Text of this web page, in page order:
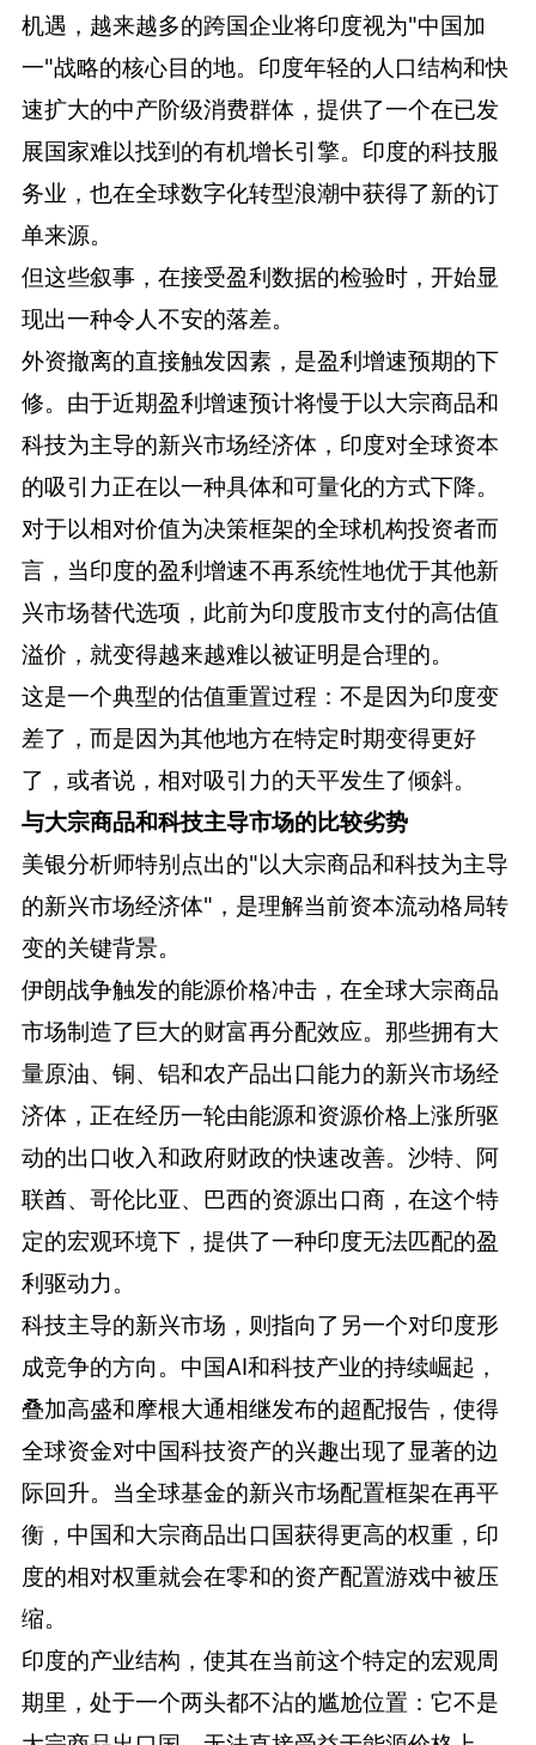
机遇，越来越多的跨国企业将印度视为"中国加
一"战略的核心目的地。印度年轻的人口结构和快
速扩大的中产阶级消费群体，提供了一个在已发
展国家难以找到的有机增长引擎。印度的科技服
务业，也在全球数字化转型浪潮中获得了新的订
单来源。
但这些叙事，在接受盈利数据的检验时，开始显
现出一种令人不安的落差。
外资撤离的直接触发因素，是盈利增速预期的下
修。由于近期盈利增速预计将慢于以大宗商品和
科技为主导的新兴市场经济体，印度对全球资本
的吸引力正在以一种具体和可量化的方式下降。
对于以相对价值为决策框架的全球机构投资者而
言，当印度的盈利增速不再系统性地优于其他新
兴市场替代选项，此前为印度股市支付的高估值
溢价，就变得越来越难以被证明是合理的。
这是一个典型的估值重置过程：不是因为印度变
差了，而是因为其他地方在特定时期变得更好
了，或者说，相对吸引力的天平发生了倾斜。
与大宗商品和科技主导市场的比较劣势
美银分析师特别点出的"以大宗商品和科技为主导
的新兴市场经济体"，是理解当前资本流动格局转
变的关键背景。
伊朗战争触发的能源价格冲击，在全球大宗商品
市场制造了巨大的财富再分配效应。那些拥有大
量原油、铜、铝和农产品出口能力的新兴市场经
济体，正在经历一轮由能源和资源价格上涨所驱
动的出口收入和政府财政的快速改善。沙特、阿
联酋、哥伦比亚、巴西的资源出口商，在这个特
定的宏观环境下，提供了一种印度无法匹配的盈
利驱动力。
科技主导的新兴市场，则指向了另一个对印度形
成竞争的方向。中国AI和科技产业的持续崛起，
叠加高盛和摩根大通相继发布的超配报告，使得
全球资金对中国科技资产的兴趣出现了显著的边
际回升。当全球基金的新兴市场配置框架在再平
衡，中国和大宗商品出口国获得更高的权重，印
度的相对权重就会在零和的资产配置游戏中被压
缩。
印度的产业结构，使其在当前这个特定的宏观周
期里，处于一个两头都不沾的尴尬位置：它不是